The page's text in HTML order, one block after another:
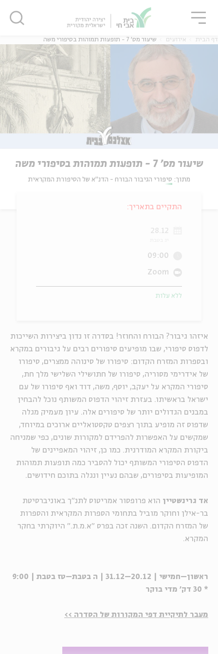
דף הבית אירועים שיעור מס' 7 - תופעות תמוהות בסיפורי משה
שיעור מס' 7 - תופעות תמוהות בסיפורי משה
מתוך: סיפורי הגיבור הבורח - הדנ"א של הסיפורת המקראית
איזהו גיבור? הבורח והחוזר! בסדרה זו נדון ביצירות השייכות
לדפוס סיפורי, שבו מופיעים סיפורים רבים על גיבורים במקרא
ובספרות המזרח הקדום: סיפורו של סינוהה ממצרים, סיפורו
של אידרימי מסוריה, סיפורו של חתושילי השלישי מלך חת,
סיפורי המקרא על יעקב, יוסף, משה, דוד ואף סיפורו של עם
ישראל בראשיתו. בעזרת זיהוי הדפוס המשותף נוכל להבחין
במבנים הגדולים יותר של סיפורים אלה. עיון מעמיק מגלה
שדפוס זה מופיע בתוך רצפים טקסטואליים ארוכים במיוחד,
שמקשים על האפשרות להפרידם למקורות שונים, כפי שמניחה
ביקורת המקרא המודרנית. כמו כן, זיהוי המאפיינים של
הדפוס הסיפורי המשותף יכול להסביר כמה תופעות תמוהות
המופיעות בסיפורים, שבהם נעיין ונגלה בתוכם חידושים.
אד גרינשטיין הוא פרופסור אמריטוס לתנ"ך באוניברסיטת
בר-אילן וחוקר מוביל בתחומי הספרות המקראית והספרות
של המזרח הקדום. השנה זכה בפרס "א.מ.ת." היוקרתי בחקר
המקרא.
ראשון–חמישי | 20.12–31.12 | ה בטבת–טז בטבת | 9:00
* 30 דק' מדי בוקר
מעבר לתיקיית דפי המקורות של הסדרה >>
התקיים בתאריך:
28.12
09:00
Zoom
ללא עלות
סגור